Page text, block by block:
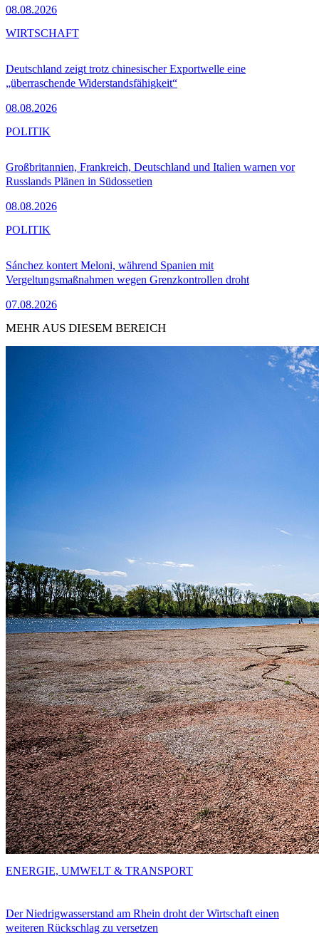
08.08.2026
Deutschland zeigt trotz chinesischer Exportwelle eine
„überraschende Widerstandsfähigkeit“
08.08.2026
WIRTSCHAFT
Großbritannien, Frankreich, Deutschland und Italien warnen vor
Russlands Plänen in Südossetien
08.08.2026
POLITIK
Sánchez kontert Meloni, während Spanien mit
Vergeltungsmaßnahmen wegen Grenzkontrollen droht
07.08.2026
POLITIK
MEHR AUS DIESEM BEREICH
Der Niedrigwasserstand am Rhein droht der Wirtschaft einen
weiteren Rückschlag zu versetzen
ENERGIE, UMWELT & TRANSPORT